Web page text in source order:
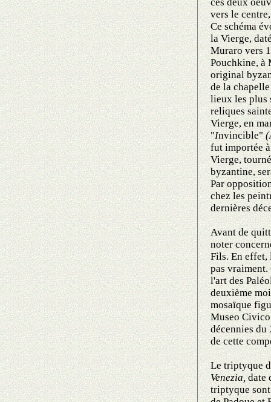
ces deux
vers le
Ce schéma
la Vierge,
Muraro vers
Pouchkine, à
original
de la
lieux les plus
reliques
Vierge, en
"Invincible"
fut importée
Vierge,
byzantine,
Par
chez les
dernières
Avant de
noter
Fils. En effet,
pas vraiment.
l'art des
deuxième
mosaïque
Museo Civico
décennies
de cette
Le triptyque
Venezia,date
triptyque